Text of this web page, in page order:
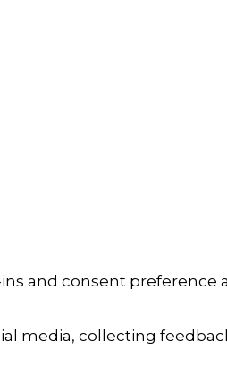
and consent
media, collecting